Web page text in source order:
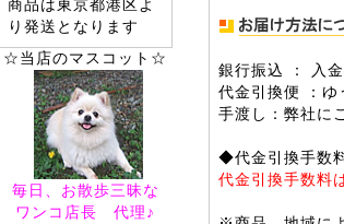
商品は東京都港区よ
り発送となります
☆当店のマスコット☆
毎日、お散歩三昧な
ワンコ店長 代理♪
銀行振込 ： 入
代金引換便 ：ゆ
手渡し：弊社に
◆代金引換手数
代金引換手数料